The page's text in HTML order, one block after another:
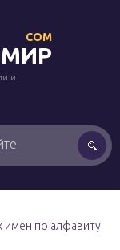
COM
и
имен по алфавиту